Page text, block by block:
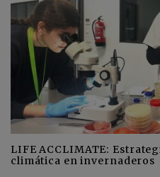
LIFE ACCLIMATE:
climática en invernaderos